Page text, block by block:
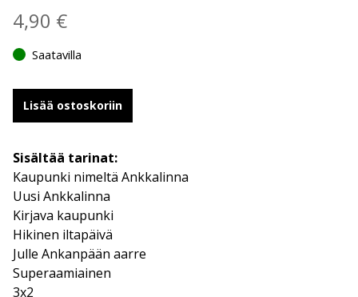
4,90 €
Saatavilla
Lisää ostoskoriin
Sisältää tarinat:
Kaupunki nimeltä Ankkalinna
Uusi Ankkalinna
Kirjava kaupunki
Hikinen iltapäivä
Julle Ankanpään aarre
Superaamiainen
3x2